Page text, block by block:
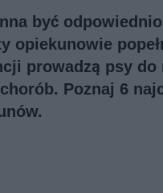
być
opiekunowie
prowadzą psy
Poznaj 6